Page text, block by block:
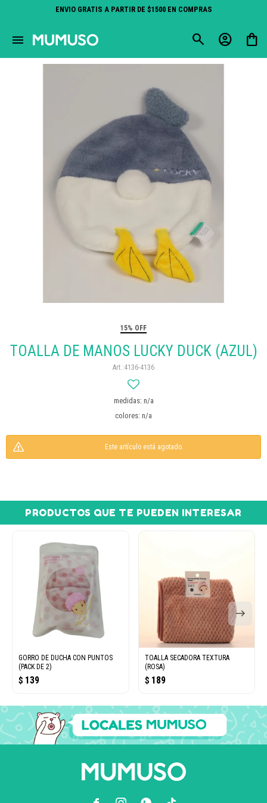
ENVIO GRATIS A PARTIR DE $1500 EN COMPRAS
menu
15% OFF
TOALLA DE MANOS LUCKY DUCK (AZUL)
4136-4136
medidas: n/a
colores: n/a
Este artículo está agotado.
PRODUCTOS QUE TE PUEDEN INTERESAR
GORRO DE DUCHA CON PUNTOS
(PACK DE 2)
$ 139
TOALLA SECADORA TEXTURA
(ROSA)
$ 189
close